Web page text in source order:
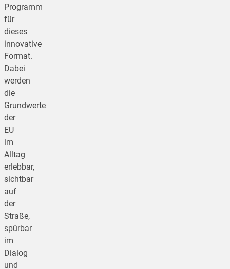
Programm
für
dieses
innovative
Format.
Dabei
werden
die
Grundwerte
der
EU
im
Alltag
erlebbar,
sichtbar
auf
der
Straße,
spürbar
im
Dialog
und